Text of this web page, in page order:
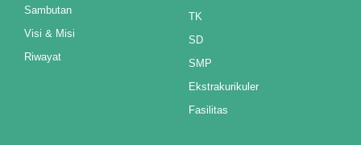
Sambutan
Visi & Misi
Riwayat
TK
SD
SMP
Ekstrakurikuler
Fasilitas